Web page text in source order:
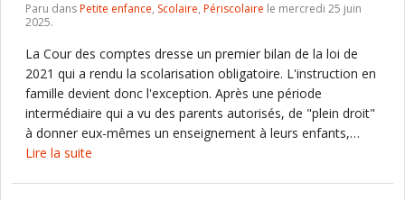
Paru dansPetite enfance, Scolaire, Périscolaire le mercredi 25 juin
2025.
La Cour des comptes dresse un premier bilan de la loi de
2021 qui a rendu la scolarisation obligatoire. L'instruction en
famille devient donc l'exception. Après une période
intermédiaire qui a vu des parents autorisés, de "plein droit"
à donner eux-mêmes un enseignement à leurs enfants,…
Lire la suite